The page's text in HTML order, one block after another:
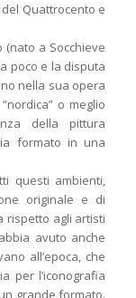
Quattrocento e
a Socchieve
poco e la disputa
nella sua opera
o meglio
della pittura
formato in una
questi ambienti,
originale e di
rispetto agli artisti
avuto anche
all’epoca, che
per l’iconografia
grande formato.